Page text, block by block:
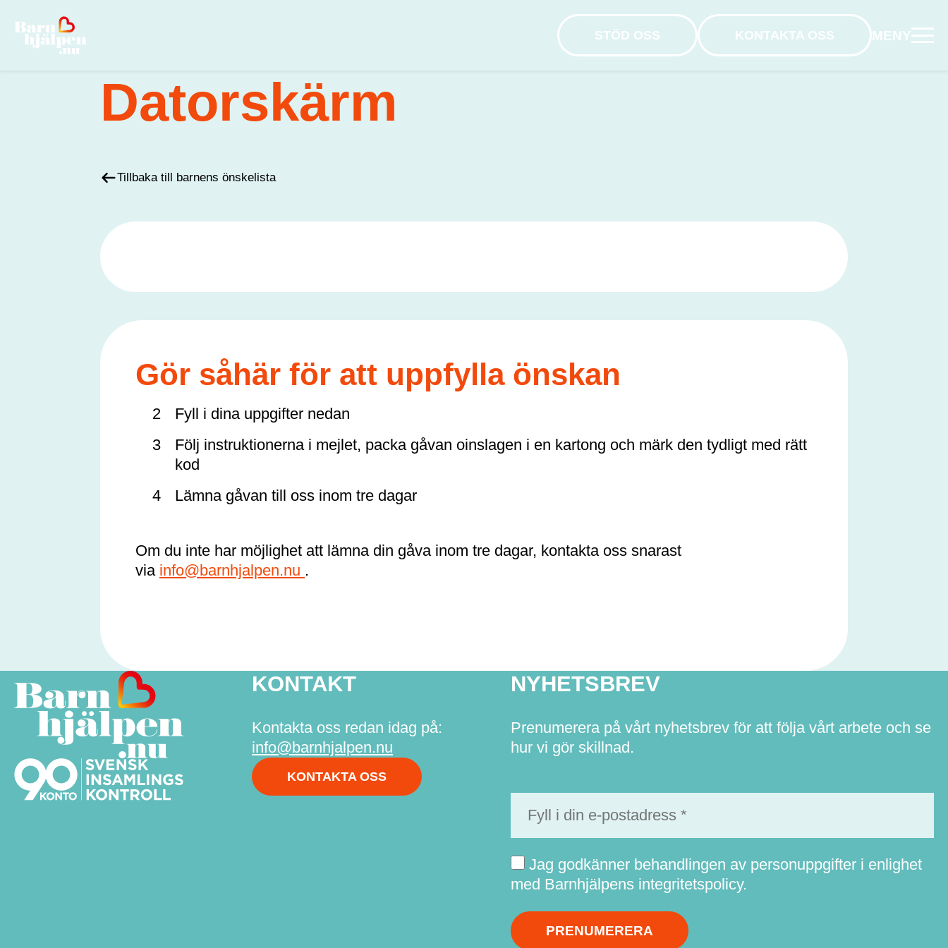
Hoppa till huvudinnehåll
STÖD OSS KONTAKTA OSS MENY
Datorskärm
Uppfyll
Tillbaka till barnens önskelista
Gör såhär för att uppfylla önskan
Fyll i dina uppgifter nedan
Följ instruktionerna i mejlet, packa gåvan oinslagen i en kartong och märk den tydligt med rätt
kod
Lämna gåvan till oss inom tre dagar
Om du inte har möjlighet att lämna din gåva inom tre dagar, kontakta oss snarast
via info@barnhjalpen.nu .
KONTAKT
Kontakta oss redan idag på:
info@barnhjalpen.nu
KONTAKTA OSS
NYHETSBREV
Prenumerera på vårt nyhetsbrev för att följa vårt arbete och se
hur vi gör skillnad.
Jag godkänner behandlingen av personuppgifter i enlighet
med Barnhjälpens integritetspolicy.